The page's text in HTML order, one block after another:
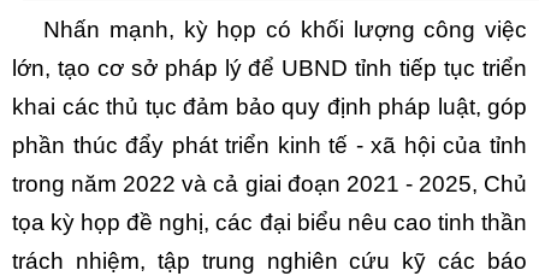
Nhấn mạnh, kỳ họp có khối lượng công việc
lớn, tạo cơ sở pháp lý để UBND tỉnh tiếp tục triển
khai các thủ tục đảm bảo quy định pháp luật, góp
phần thúc đẩy phát triển kinh tế - xã hội của tỉnh
trong năm 2022 và cả giai đoạn 2021 - 2025, Chủ
tọa kỳ họp đề nghị, các đại biểu nêu cao tinh thần
trách nhiệm, tập trung nghiên cứu kỹ các báo